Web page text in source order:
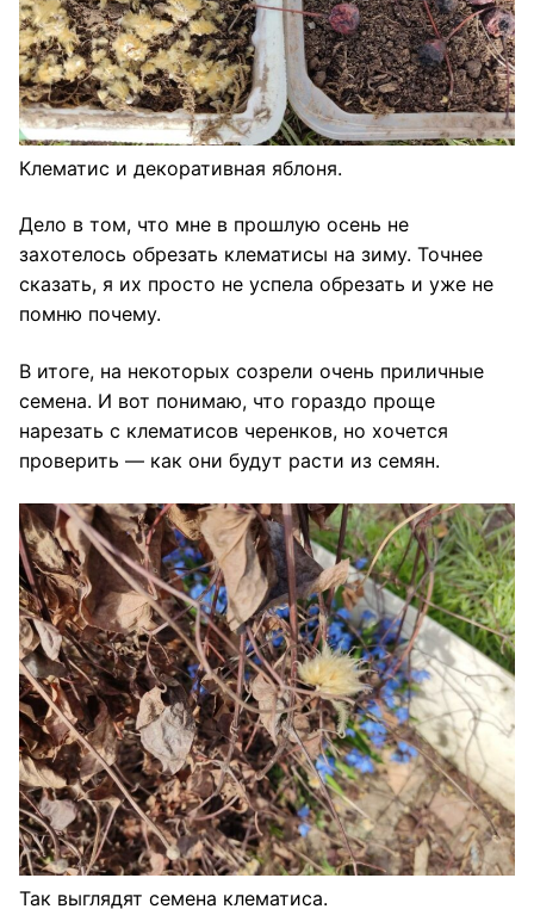
Клематис и декоративная яблоня.
Дело в том, что мне в прошлую осень не
захотелось обрезать клематисы на зиму. Точнее
сказать, я их просто не успела обрезать и уже не
помню почему.
В итоге, на некоторых созрели очень приличные
семена. И вот понимаю, что гораздо проще
нарезать с клематисов черенков, но хочется
проверить — как они будут расти из семян.
Так выглядят семена клематиса.